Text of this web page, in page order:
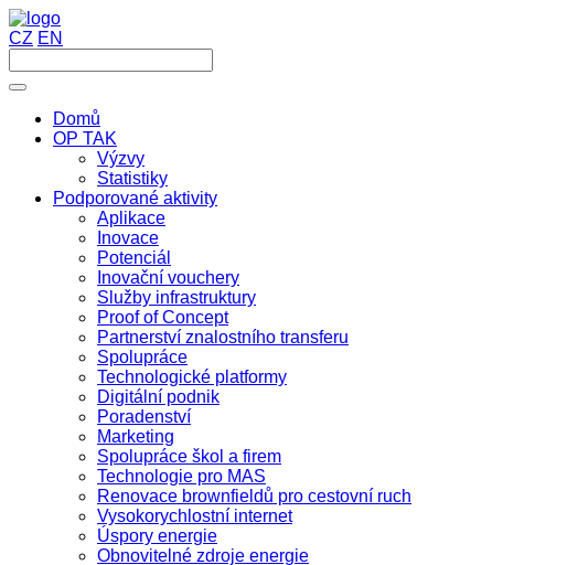
CZ EN
Domů
OP TAK
Výzvy
Statistiky
Podporované aktivity
Aplikace
Inovace
Potenciál
Inovační vouchery
Služby infrastruktury
Proof of Concept
Partnerství znalostního transferu
Spolupráce
Technologické platformy
Digitální podnik
Poradenství
Marketing
Spolupráce škol a firem
Technologie pro MAS
Renovace brownfieldů pro cestovní ruch
Vysokorychlostní internet
Úspory energie
Obnovitelné zdroje energie